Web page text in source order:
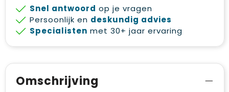
Snel antwoord op je vragen
Persoonlijk en deskundig advies
Specialisten met 30+ jaar ervaring
Omschrijving